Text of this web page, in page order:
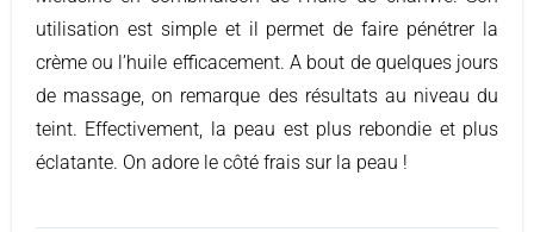
utilisation est simple et il permet de faire pénétrer la
crème ou l’huile efficacement. A bout de quelques jours
de massage, on remarque des résultats au niveau du
teint. Effectivement, la peau est plus rebondie et plus
éclatante. On adore le côté frais sur la peau !